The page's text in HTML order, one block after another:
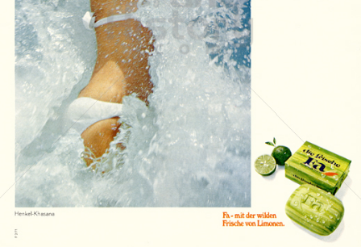
Die Seife Fa
Henkel Central Eastern Europe GmbH
1971